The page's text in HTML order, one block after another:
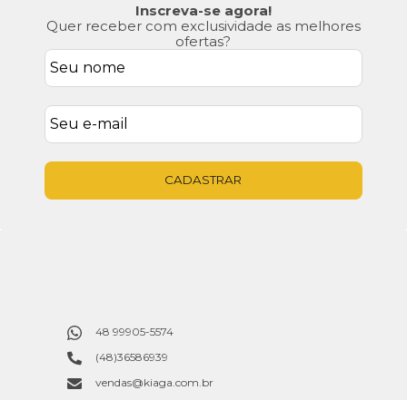
Inscreva-se agora!
Quer receber com exclusividade as melhores
ofertas?
CADASTRAR
48 99905-5574
(48)36586939
vendas@kiaga.com.br